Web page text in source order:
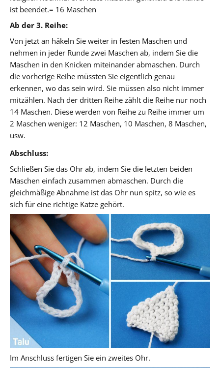
ist beendet.= 16 Maschen
Ab der 3. Reihe:
Von jetzt an häkeln Sie weiter in festen Maschen und
nehmen in jeder Runde zwei Maschen ab, indem Sie die
Maschen in den Knicken miteinander abmaschen. Durch
die vorherige Reihe müssten Sie eigentlich genau
erkennen, wo das sein wird. Sie müssen also nicht immer
mitzählen. Nach der dritten Reihe zählt die Reihe nur noch
14 Maschen. Diese werden von Reihe zu Reihe immer um
2 Maschen weniger: 12 Maschen, 10 Maschen, 8 Maschen,
usw.
Abschluss:
Schließen Sie das Ohr ab, indem Sie die letzten beiden
Maschen einfach zusammen abmaschen. Durch die
gleichmäßige Abnahme ist das Ohr nun spitz, so wie es
sich für eine richtige Katze gehört.
Im Anschluss fertigen Sie ein zweites Ohr.